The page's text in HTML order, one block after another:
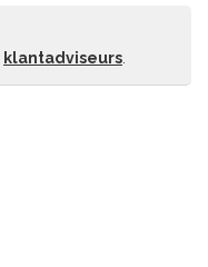
klantadviseurs